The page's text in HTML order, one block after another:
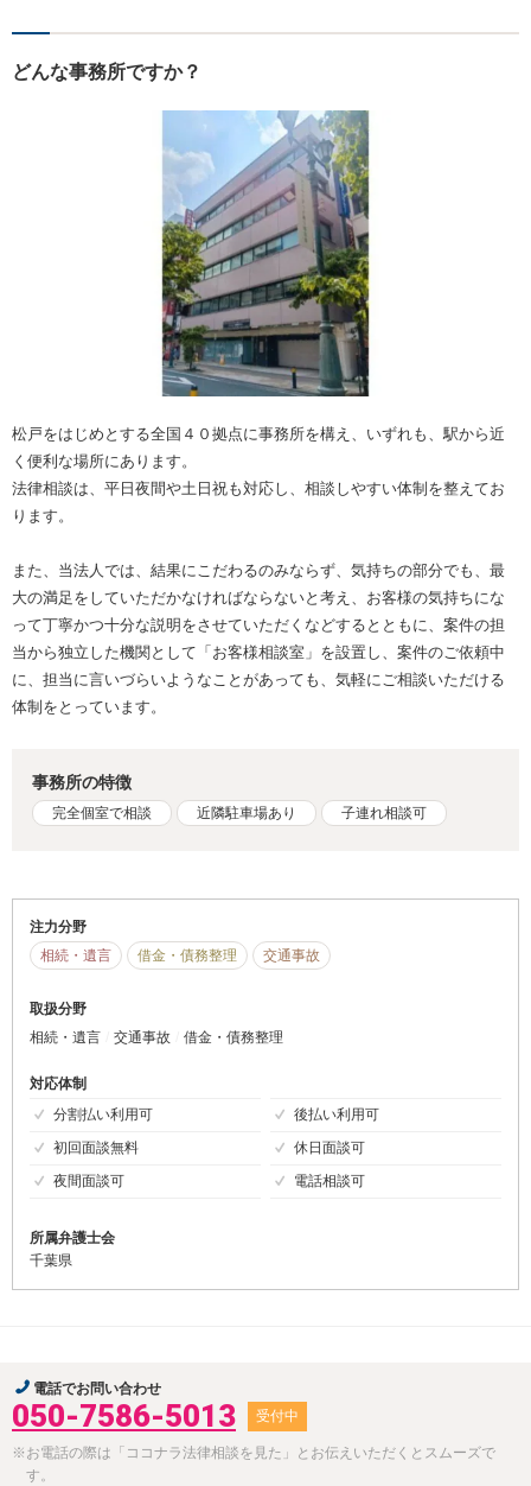
どんな事務所ですか？
松戸をはじめとする全国４０拠点に事務所を構え、いずれも、駅から近
く便利な場所にあります。
法律相談は、平日夜間や土日祝も対応し、相談しやすい体制を整えてお
ります。
また、当法人では、結果にこだわるのみならず、気持ちの部分でも、最
大の満足をしていただかなければならないと考え、お客様の気持ちにな
って丁寧かつ十分な説明をさせていただくなどするとともに、案件の担
当から独立した機関として「お客様相談室」を設置し、案件のご依頼中
に、担当に言いづらいようなことがあっても、気軽にご相談いただける
体制をとっています。
事務所の特徴
完全個室で相談 近隣駐車場あり 子連れ相談可
注力分野
相続・遺言
借金・債務整理 交通事故
取扱分野
相続・遺言
交通事故 借金・債務整理
対応体制
分割払い利用可
後払い利用可
初回面談無料
休日面談可
夜間面談可
電話相談可
所属弁護士会
千葉県
電話でお問い合わせ
050-7586-5013 受付中
※お電話の際は「ココナラ法律相談を見た」とお伝えいただくとスムーズで
す。